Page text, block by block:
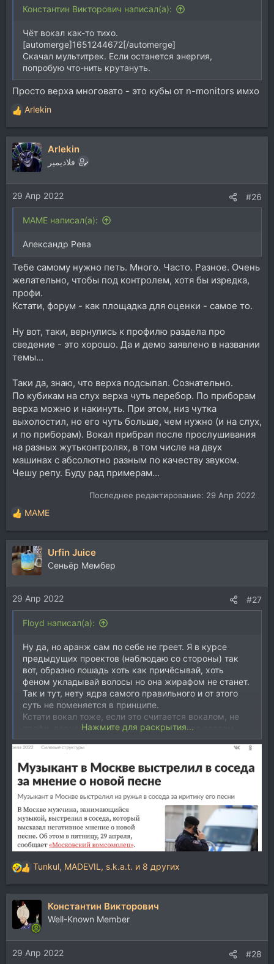
Константин Викторович написал(а):
Чёт вокал как-то тихо.
[automerge]1651244672[/automerge]
Скачал мультитрек. Если останется энергия,
попробую что-нить крутануть.
Просто верха многовато - это кубы от n-monitors имхо
Р
е
а
к
ц
и
и
:
Arlekin
Arlekin
فلاديمير
29 Апр 2022 #26
MAME написал(а):
Александр Рева
Тебе самому нужно петь. Много. Часто. Разное. Очень
желательно, чтобы под контролем, хотя бы изредка,
профи.
Кстати, форум - как площадка для оценки - самое то.
Ну вот, таки, вернулись к профилю раздела про
сведение - это хорошо. Да и демо заявлено в названии
темы...
Таки да, знаю, что верха подсыпал. Сознательно.
По кубикам на слух верха чуть перебор. По приборам
верха можно и накинуть. При этом, низ чутка
выхолостил, но его чуть больше, чем нужно (и на слух,
и по приборам). Вокал прибрал после прослушивания
на разных жутьконтролях, в том числе на двух
машинах с абсолютно разным по качеству звуком.
Чешу репу. Буду рад примерам...
Последнее редактирование: 29 Апр 2022
Р
е
а
к
ц
и
и
:
MAME
Urfin Juice
Cеньёр Мембер
29 Апр 2022 #27
Floyd написал(а):
Ну да, но аранж сам по себе не греет. Я в курсе
предыдущих проектов (наблюдаю со стороны) так
вот, образно лошадь хоть как причёсывай, хоть
феном укладывай волосы но она жирафом не станет.
Так и тут, нету ядра самого правильного и от этого
суть не поменяется в принципе.
Кстати вокал тоже, если это считается вокалом, не
профи, вернее чел не умеет петь от слова совсем.
Попадать в ноты или мелодайном их править ещё не
факт. Вообще история не айс.
Нажмите для раскрытия...
Р
е
а
и
и
:
Tunkul, MADEVIL, s.k.a.t. и 8 других
Константин Викторович
Well-Known Member
29 Апр 2022 #28